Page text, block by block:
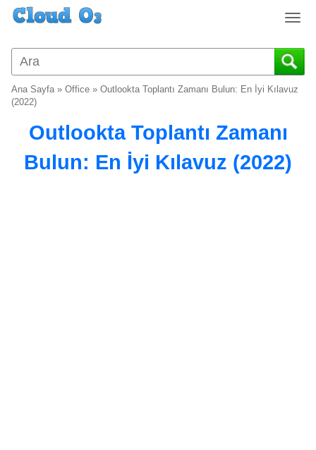
T
g
g
Ana Sayfa» Office » Outlookta Toplantı Zamanı Bulun: En İyi Kılavuz
(2022)
Outlookta Toplantı Zamanı
Bulun: En İyi Kılavuz (2022)